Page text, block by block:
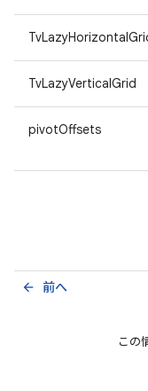
TvLazyVerticalGrid
pivotOffsets
前へ
arrow_back
この